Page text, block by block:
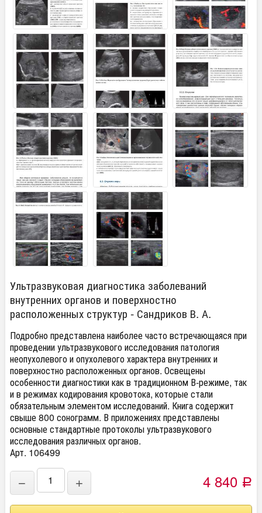
Ультразвуковая диагностика заболеваний
внутренних органов и поверхностно
расположенных структур - Сандриков В. А.
Подробно представлена наиболее часто встречающаяся при
проведении ультразвукового исследования патология
неопухолевого и опухолевого характера внутренних и
поверхностно расположенных органов. Освещены
особенности диагностики как в традиционном В-режиме, так
и в режимах кодирования кровотока, которые стали
обязательным элементом исследований. Книга содержит
свыше 800 сонограмм. В приложениях представлены
основные стандартные протоколы ультразвукового
исследования различных органов.
Арт. 106499
− + 4 840 Р